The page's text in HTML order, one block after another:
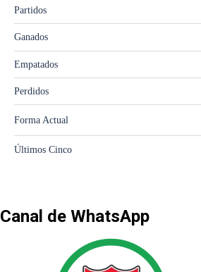
Canal de WhatsApp